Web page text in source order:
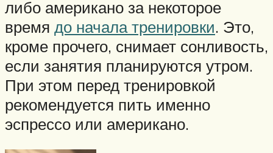
либо американо за некоторое
время до начала тренировки. Это,
кроме прочего, снимает сонливость,
если занятия планируются утром.
При этом перед тренировкой
рекомендуется пить именно
эспрессо или американо.